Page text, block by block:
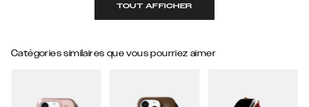
TOUT AFFICHER
Catégories similaires que vous pourriez aimer